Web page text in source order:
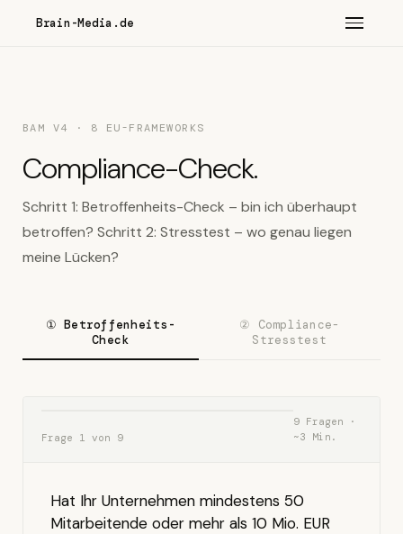
Brain-Media.de
BAM V4 · 8 EU-FRAMEWORKS
Compliance-Check.
Schritt 1: Betroffenheits-Check – bin ich überhaupt
betroffen? Schritt 2: Stresstest – wo genau liegen
meine Lücken?
① Betroffenheits-
Check
② Compliance-
Stresstest
Frage 1 von 9
9 Fragen ·
~3 Min.
Hat Ihr Unternehmen mindestens 50
Mitarbeitende oder mehr als 10 Mio. EUR